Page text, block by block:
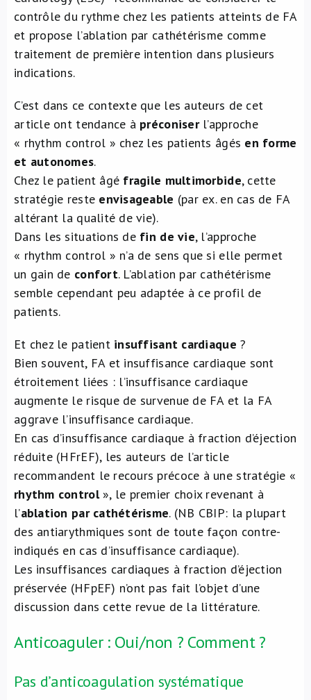
contrôle du rythme chez les patients atteints de FA
et propose l’ablation par cathétérisme comme
traitement de première intention dans plusieurs
indications.
C’est dans ce contexte que les auteurs de cet
article ont tendance à préconiserl’approche
« rhythm control » chez les patients âgés en forme
et autonomes.
Chez le patient âgé fragile multimorbide, cette
stratégie reste envisageable (par ex. en cas de FA
altérant la qualité de vie).
Dans les situations de fin de vie, l’approche
« rhythm control » n’a de sens que si elle permet
un gain de confort. L’ablation par cathétérisme
semble cependant peu adaptée à ce profil de
patients.
Et chez le patient insuffisant cardiaque ?
Bien souvent, FA et insuffisance cardiaque sont
étroitement liées : l’insuffisance cardiaque
augmente le risque de survenue de FA et la FA
aggrave l’insuffisance cardiaque.
En cas d’insuffisance cardiaque à fraction d’éjection
réduite (HFrEF), les auteurs de l’article
recommandent le recours précoce à une stratégie «
rhythm control», le premier choix revenant à
l’ablation par cathétérisme. (NB CBIP: la plupart
des antiarythmiques sont de toute façon contre-
indiqués en cas d’insuffisance cardiaque).
Les insuffisances cardiaques à fraction d’éjection
préservée (HFpEF) n’ont pas fait l’objet d’une
discussion dans cette revue de la littérature.
Anticoaguler : Oui/non ? Comment ?
Pas d’anticoagulation systématique